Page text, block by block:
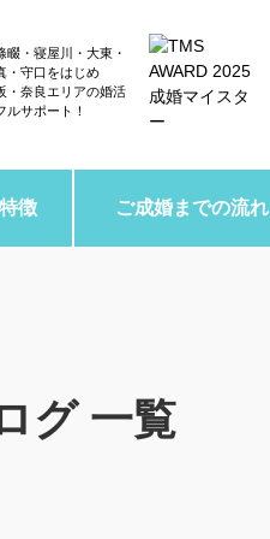
畷・寝屋川・大東・
・守口をはじめ
・奈良エリアの婚活
ルサポート！
徴 ご成婚までの流れ
グ 一覧